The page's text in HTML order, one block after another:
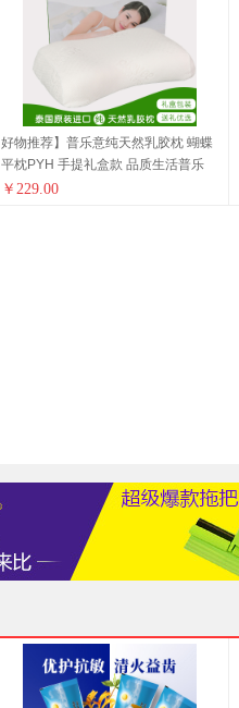
好物推荐】普乐意纯天然乳胶枕 蝴蝶
平枕PYH 手提礼盒款 品质生活普乐
意乳胶枕 乳胶床品
￥ 229.00